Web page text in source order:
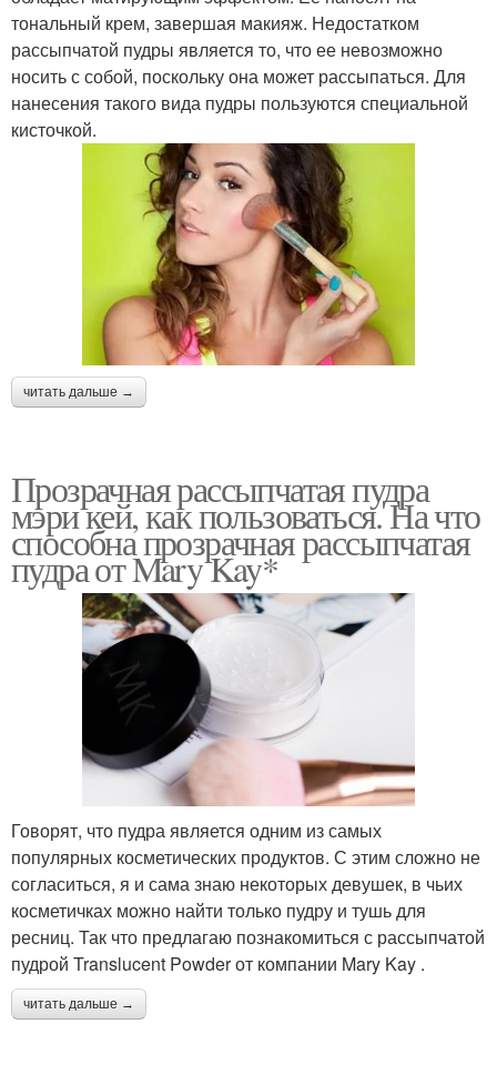
тональный крем, завершая макияж. Недостатком
рассыпчатой пудры является то, что ее невозможно
носить с собой, поскольку она может рассыпаться. Для
нанесения такого вида пудры пользуются специальной
кисточкой.
читать дальше →
Прозрачная рассыпчатая пудра
мэри кей, как пользоваться. На что
способна прозрачная рассыпчатая
пудра от Mary Kay*
Говорят, что пудра является одним из самых
популярных косметических продуктов. С этим сложно не
согласиться, я и сама знаю некоторых девушек, в чьих
косметичках можно найти только пудру и тушь для
ресниц. Так что предлагаю познакомиться с рассыпчатой
пудрой Translucent Powder от компании Mary Kay .
читать дальше →